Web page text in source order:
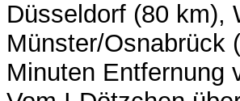
Düsseldorf (80 km),
Münster/Osnabrück
Minuten Entfernung